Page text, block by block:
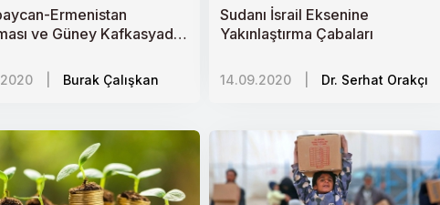
Bölgeler
Filistinli Mülteciler
Ermenistan
ve Güney Kafkasyada
Burak Çalışkan
Sudanı İsrail Eksenine
Yakınlaştırma Çabaları
14.09.2020 Dr. Serhat Orakçı